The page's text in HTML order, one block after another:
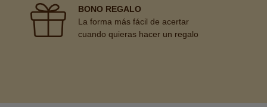
BONO REGALO
La forma más fácil de acertar
cuando quieras hacer un regalo